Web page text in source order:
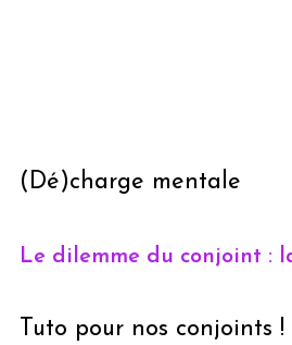
(Dé)charge mentale
Le dilemme du conjoint :
Tuto pour nos conjoints